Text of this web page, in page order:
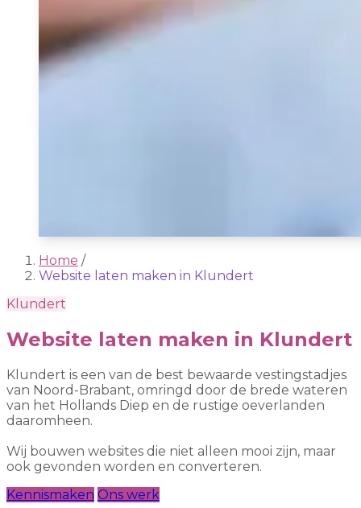
Home /
Website laten maken in Klundert
Klundert
Website laten maken in Klundert
Klundert is een van de best bewaarde vestingstadjes
van Noord-Brabant, omringd door de brede wateren
van het Hollands Diep en de rustige oeverlanden
daaromheen.
Wij bouwen websites die niet alleen mooi zijn, maar
ook gevonden worden en converteren.
Kennismaken Ons werk